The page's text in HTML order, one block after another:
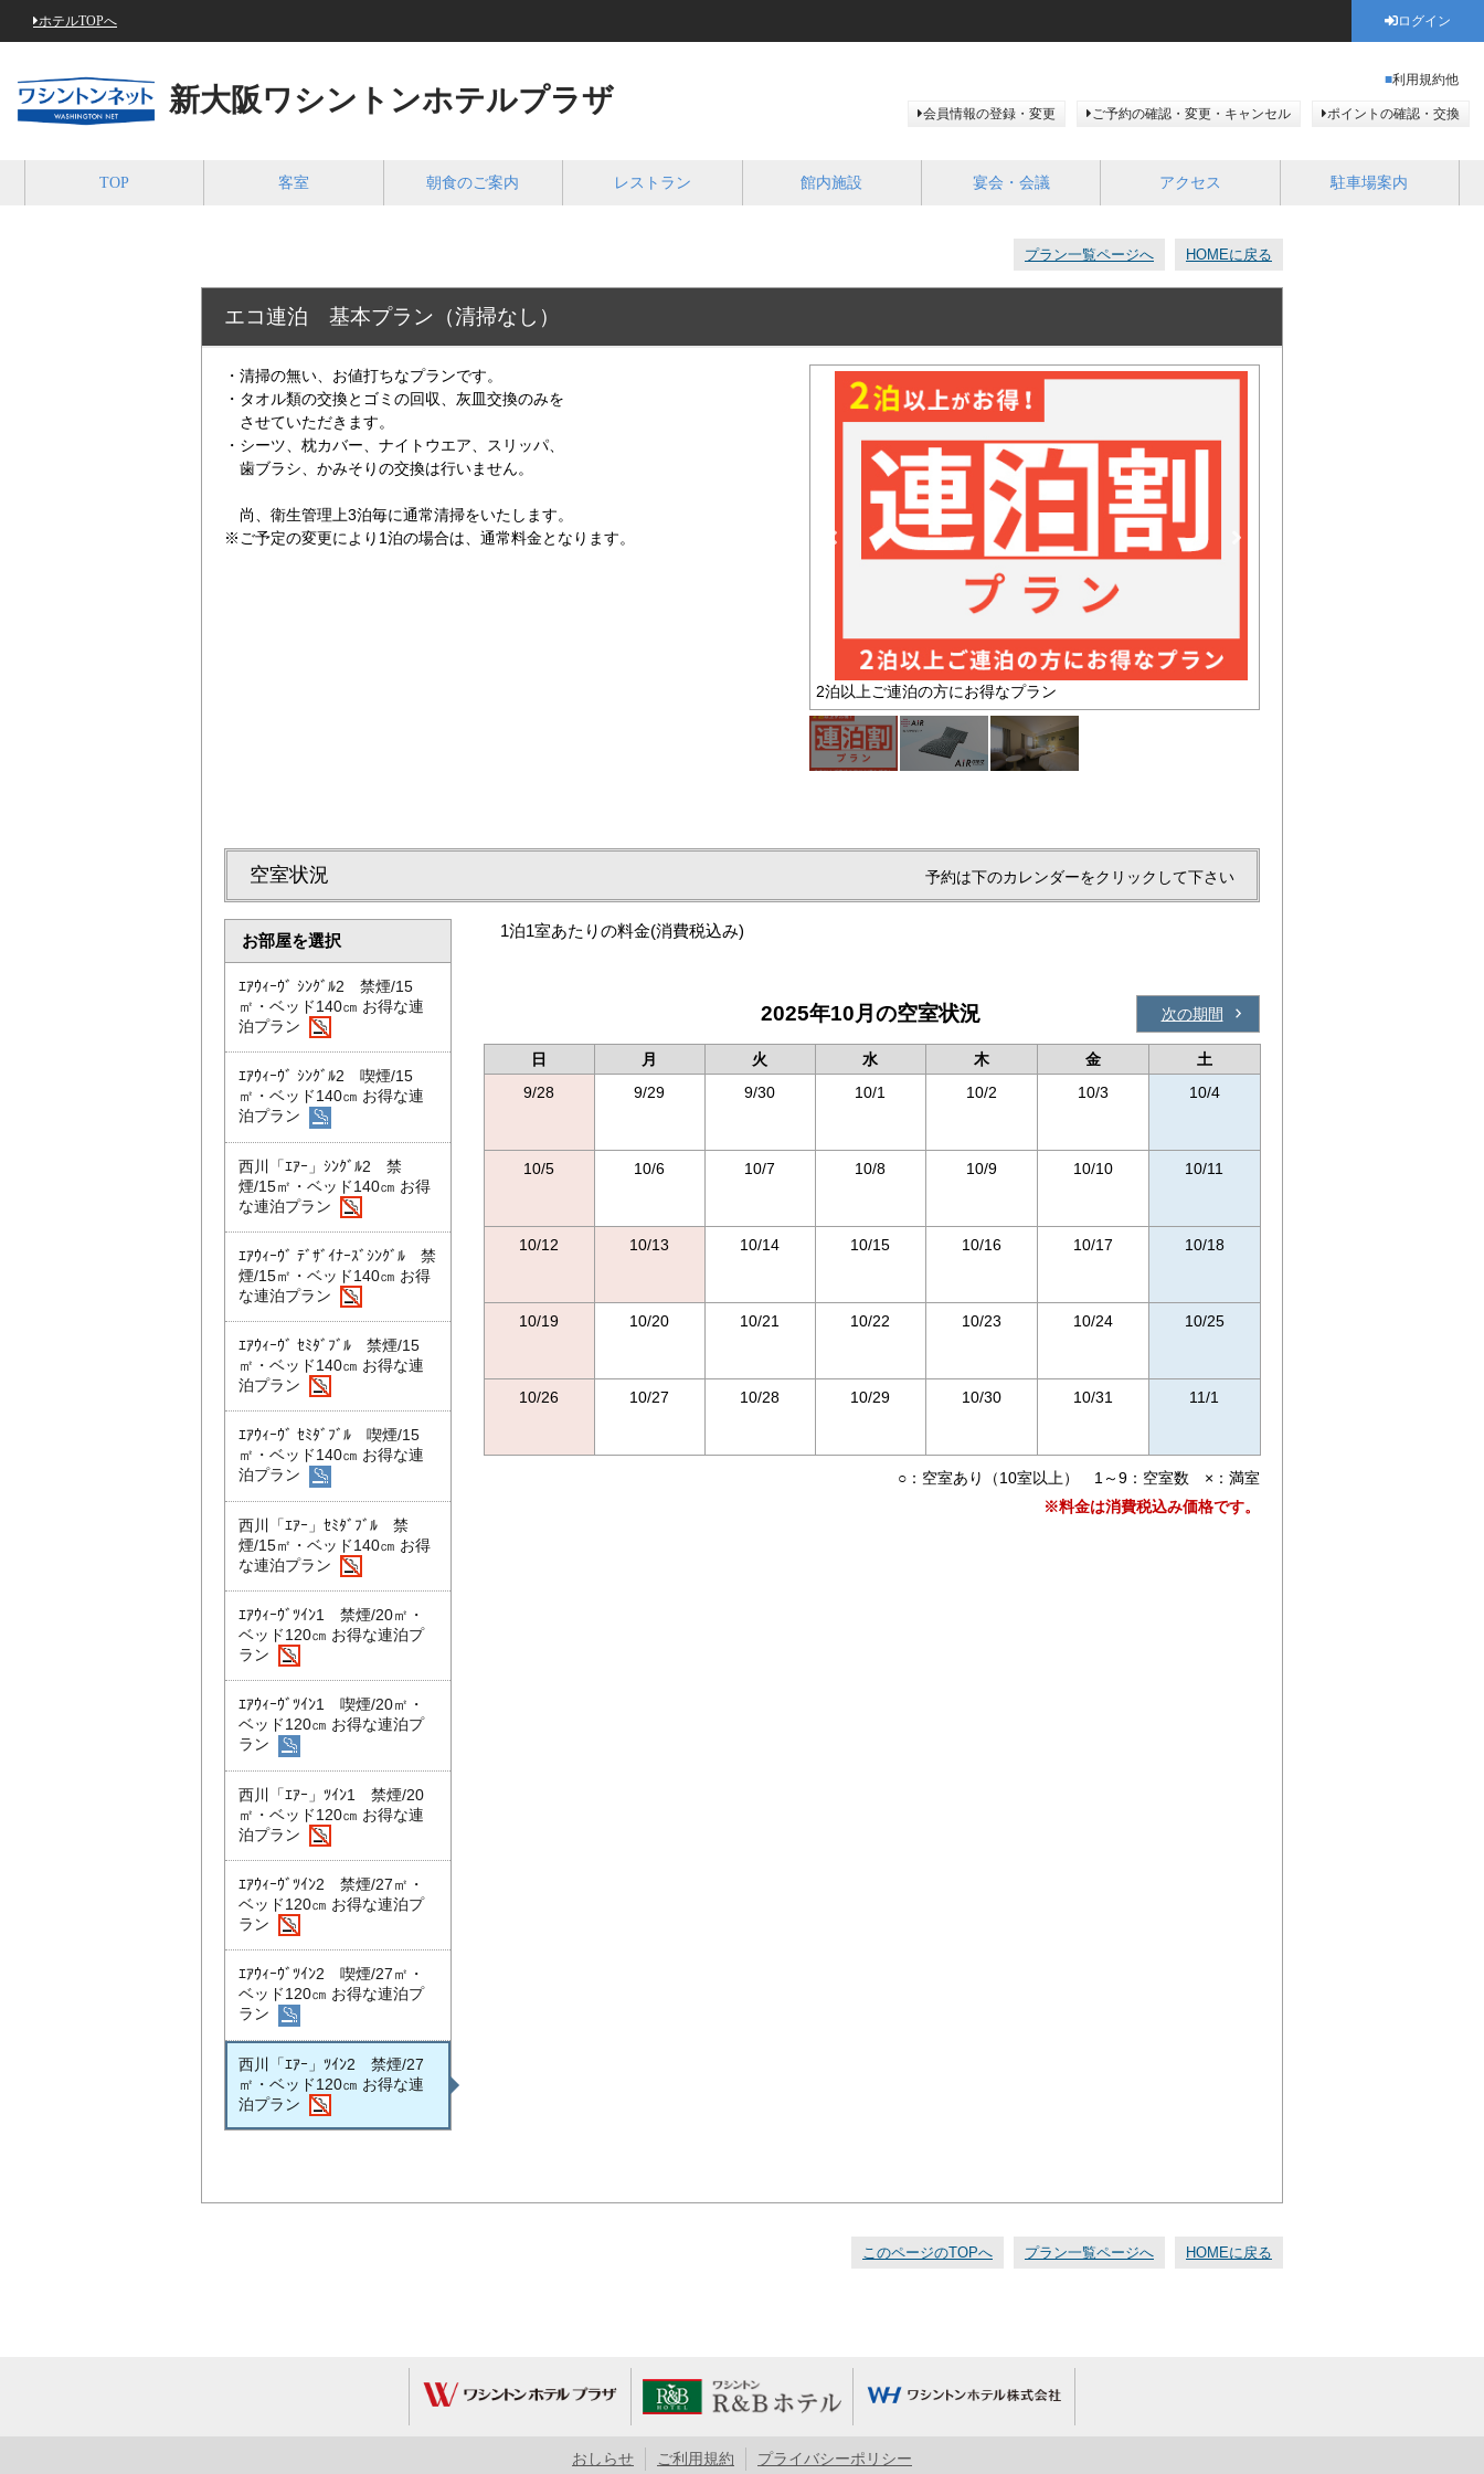
ホテルTOPへ ログイン
新大阪ワシントンホテルプラザ
利用規約他
会員情報の登録・変更 ご予約の確認・変更・キャンセル ポイントの確認・交換
TOP 客室 朝食のご案内 レストラン 館内施設 宴会・会議 アクセス 駐車場案内
プラン一覧ページへ HOMEに戻る
エコ連泊 基本プラン（清掃なし）
・清掃の無い、お値打ちなプランです。
・タオル類の交換とゴミの回収、灰皿交換のみを
させていただきます。
・シーツ、枕カバー、ナイトウエア、スリッパ、
歯ブラシ、かみそりの交換は行いません。
尚、衛生管理上3泊毎に通常清掃をいたします。
※ご予定の変更により1泊の場合は、通常料金となります。
西川の[エアー]
空室状況 予約は下のカレンダーをクリックして下さい
お部屋を選択
ｴｱｳｨｰｳﾞ ｼﾝｸﾞﾙ2 禁煙/15
㎡・ベッド140㎝ お得な連
泊プラン
ｴｱｳｨｰｳﾞ ｼﾝｸﾞﾙ2 喫煙/15
㎡・ベッド140㎝ お得な連
泊プラン
西川「ｴｱｰ」ｼﾝｸﾞﾙ2 禁
煙/15㎡・ベッド140㎝ お得
な連泊プラン
ｴｱｳｨｰｳﾞ ﾃﾞｻﾞｲﾅｰｽﾞｼﾝｸﾞﾙ 禁
煙/15㎡・ベッド140㎝ お得
な連泊プラン
ｴｱｳｨｰｳﾞ ｾﾐﾀﾞﾌﾞﾙ 禁煙/15
㎡・ベッド140㎝ お得な連
泊プラン
ｴｱｳｨｰｳﾞ ｾﾐﾀﾞﾌﾞﾙ 喫煙/15
㎡・ベッド140㎝ お得な連
泊プラン
西川「ｴｱｰ」ｾﾐﾀﾞﾌﾞﾙ 禁
煙/15㎡・ベッド140㎝ お得
な連泊プラン
ｴｱｳｨｰｳﾞﾂｲﾝ1 禁煙/20㎡・
ベッド120㎝ お得な連泊プ
ラン
ｴｱｳｨｰｳﾞﾂｲﾝ1 喫煙/20㎡・
ベッド120㎝ お得な連泊プ
ラン
西川「ｴｱｰ」ﾂｲﾝ1 禁煙/20
㎡・ベッド120㎝ お得な連
泊プラン
ｴｱｳｨｰｳﾞﾂｲﾝ2 禁煙/27㎡・
ベッド120㎝ お得な連泊プ
ラン
ｴｱｳｨｰｳﾞﾂｲﾝ2 喫煙/27㎡・
ベッド120㎝ お得な連泊プ
ラン
西川「ｴｱｰ」ﾂｲﾝ2 禁煙/27
㎡・ベッド120㎝ お得な連
泊プラン
1泊1室あたりの料金(消費税込み)
2025年10月の空室状況 次の期間
日 月 火 水 木 金
土
9/28
9/29 9/30 10/1 10/2 10/3 10/4
10/5 10/6 10/7 10/8 10/9 10/10 10/11
10/12 10/13 10/14 10/15 10/16 10/17 10/18
10/19 10/20 10/21 10/22 10/23 10/24 10/25
10/26 10/27 10/28 10/29 10/30 10/31 11/1
○：空室あり（10室以上） 1～9：空室数 ×：満室
※料金は消費税込み価格です。
このページのTOPへ プラン一覧ページへ HOMEに戻る
おしらせ ご利用規約 プライバシーポリシー